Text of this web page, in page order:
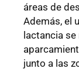
áreas de
Además, el
lactancia
junto a las